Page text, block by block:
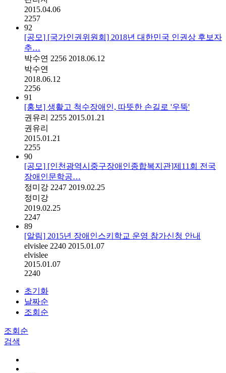
2015.04.06
2257
92
[공모] [국가인권위원회] 2018년 대한민국 인권상 후보자
추…
박수연 2256 2018.06.12
박수연
2018.06.12
2256
91
[홍보] 생활고 척수장애인, 따뜻한 손길로 '우뚝'
권유리 2255 2015.01.21
권유리
2015.01.21
2255
90
[공모] [인천광역시중구장애인종합복지관]제11회 전국
장애인문학공…
정미강 2247 2019.02.25
정미강
2019.02.25
2247
89
[알림] 2015년 장애인스키학교 운영 참가신청 안내
elvislee 2240 2015.01.07
elvislee
2015.01.07
2240
초기화
날짜순
조회순
조회순
검색